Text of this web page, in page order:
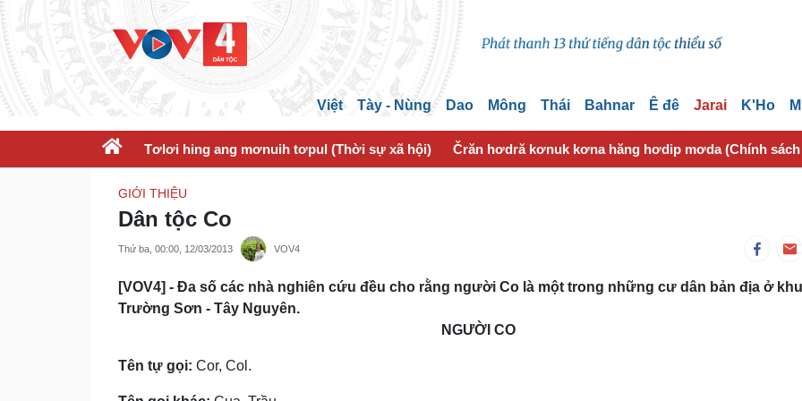
Việt Tày - Nùng Dao Mông Thái Bahnar Ê đê Jarai K'Ho
Tơlơi hing ang mơnuih tơpul (Thời sự xã hội) Črăn hơdră kơnuk kơna hăng hơdip mơda (Chính
GIỚI THIỆU
Dân tộc Co
Thứ ba, 00:00, 12/03/2013 VOV4
[VOV4] - Đa số các nhà nghiên cứu đều cho rằng người Co là một trong những cư dân bản địa ở
Trường Sơn - Tây Nguyên.
NGƯỜI CO
Tên tự gọi: Cor, Col.